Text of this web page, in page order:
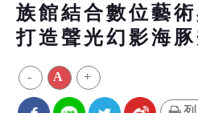
族館結合數位藝術
打造聲光幻影海豚
- A +